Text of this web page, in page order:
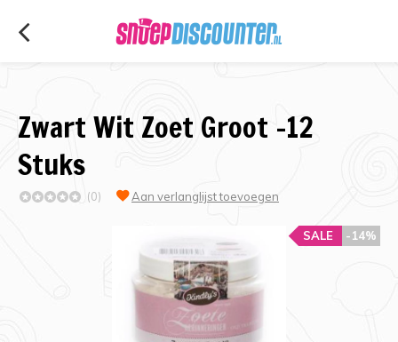
Zwart Wit Zoet Groot -12
Stuks
(0) Aan verlanglijst toevoegen
-14%
SALE